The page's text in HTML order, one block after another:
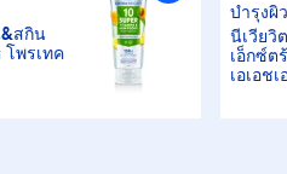
สกิน
โพรเทค
บำรุงผิ
นีเวียวิ
เอ็กซ์ต
เอเอชเ